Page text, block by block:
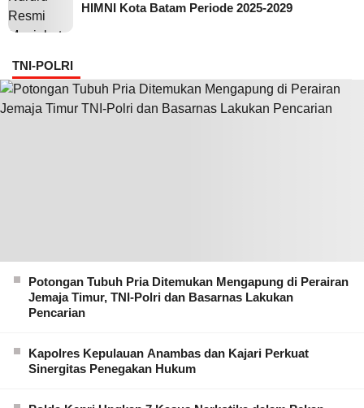
HIMNI Kota Batam Periode 2025-2029
TNI-POLRI
Potongan Tubuh Pria Ditemukan Mengapung di Perairan
Jemaja Timur, TNI-Polri dan Basarnas Lakukan
Pencarian
Kapolres Kepulauan Anambas dan Kajari Perkuat
Sinergitas Penegakan Hukum